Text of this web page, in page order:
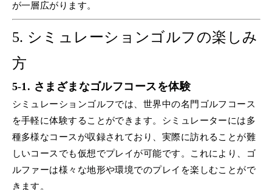
が一層広がります。
5. シミュレーションゴルフの楽しみ
方
5-1. さまざまなゴルフコースを体験
シミュレーションゴルフでは、世界中の名門ゴルフコース
を手軽に体験することができます。シミュレーターには多
種多様なコースが収録されており、実際に訪れることが難
しいコースでも仮想でプレイが可能です。これにより、ゴ
ルファーは様々な地形や環境でのプレイを楽しむことがで
きます。